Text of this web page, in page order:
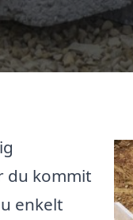
du kommit
enkelt